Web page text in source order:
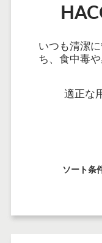
いつも清潔
ち、食中毒
適正な
ソート条